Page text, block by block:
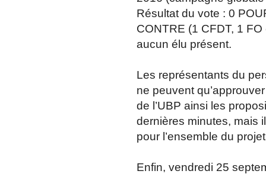
Résultat du vote : 0
CONTRE (1 CFDT, 1 FO
aucun élu présent.
Les représentants du
ne peuvent
de l’UBP ainsi les
dernières minutes, mais
pour l’ensemble du
Enfin, vendredi 25